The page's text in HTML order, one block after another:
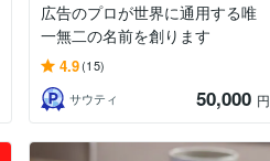
広告のプロが世界に通用する唯
一無二の名前を創ります
4.9(15)
サウティ
50,000 円